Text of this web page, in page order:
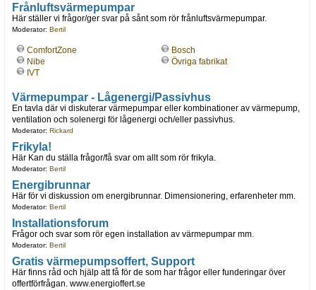
Frånluftsvärmepumpar
Här ställer vi frågor/ger svar på sånt som rör frånluftsvärmepumpar.
Moderator: Bertil
ComfortZone
Nibe
IVT
Bosch
Övriga fabrikat
Värmepumpar - Lågenergi/Passivhus
En tavla där vi diskuterar värmepumpar eller kombinationer av värmepump,
ventilation och solenergi för lågenergi och/eller passivhus.
Moderator: Rickard
Frikyla!
Här Kan du ställa frågor/få svar om allt som rör frikyla.
Moderator: Bertil
Energibrunnar
Här för vi diskussion om energibrunnar. Dimensionering, erfarenheter mm.
Moderator: Bertil
Installationsforum
Frågor och svar som rör egen installation av värmepumpar mm.
Moderator: Bertil
Gratis värmepumpsoffert, Support
Här finns råd och hjälp att få för de som har frågor eller funderingar över
offertförfrågan. www.energioffert.se